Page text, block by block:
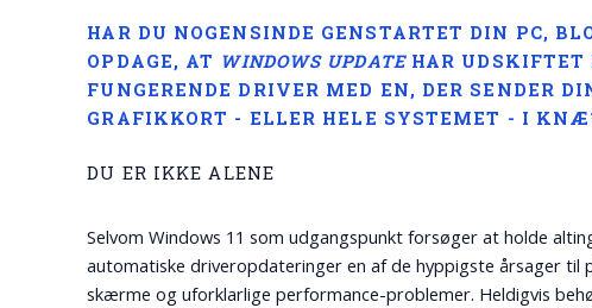
HAR DU NOGENSINDE GENSTARTET DIN PC,
OPDAGE, AT WINDOWS UPDATEHAR UDSKIFTET
FUNGERENDE DRIVER MED EN, DER SENDER
GRAFIKKORT - ELLER HELE SYSTEMET - I
DU ER IKKE ALENE
Selvom Windows 11 som udgangspunkt forsøger at holde
automatiske driveropdateringer en af de hyppigste årsager til
skærme og uforklarlige performance-problemer. Heldigvis